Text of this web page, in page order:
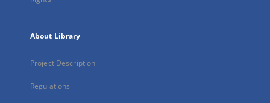
About Library
Project Description
Regulations